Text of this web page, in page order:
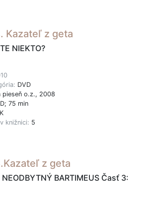
Kazateľ z geta
NIEKTO?
DVD
pieseň o.z., 2008
75 min
knižnici: 5
z geta
BARTIMEUS Časť 3: